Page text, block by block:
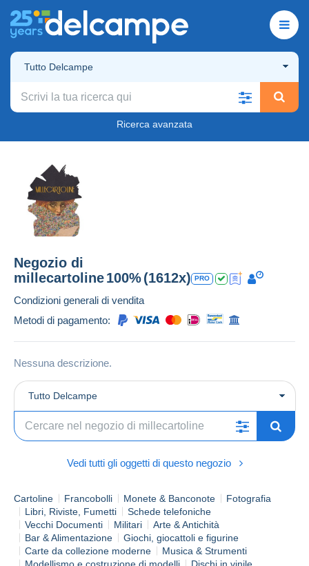
Tutto Delcampe
Ricerca avanzata
Negozio di
millecartoline100%(1612x) PRO
Condizioni generali di vendita
Metodi di pagamento:
Nessuna descrizione.
Tutto Delcampe
Vedi tutti gli oggetti di questo negozio
Cartoline Francobolli Monete & Banconote
Fotografia
Libri, Riviste, Fumetti
Schede telefoniche
Vecchi Documenti
Militari
Arte & Antichità
Bar & Alimentazione
Giochi, giocattoli e figurine
Carte da collezione moderne
Musica & Strumenti